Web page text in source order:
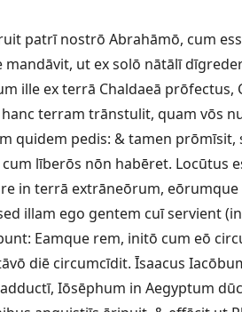
patrī nostrō Abrahāmō, cum
ut ex solō nātālī
ille ex terrā Chaldaeā prōfectus,
terram trānstulit, quam vōs
quidem pedis: & tamen prōmīsit,
līberōs nōn habēret. Locūtus
in terrā extrāneōrum,
illam ego gentem cuī servient
Eamque rem, initō cum eō
diē circumcīdit. Īsaacus
Iōsēphum in Aegyptum